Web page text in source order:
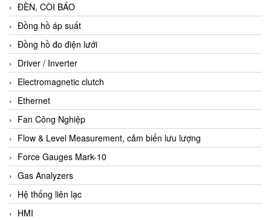
ĐÈN, CÒI BÁO
Đồng hồ áp suất
Đồng hồ đo điện lưới
Driver / Inverter
Electromagnetic clutch
Ethernet
Fan Công Nghiệp
Flow & Level Measurement, cảm biến lưu lượng
Force Gauges Mark-10
Gas Analyzers
Hệ thống liên lạc
HMI